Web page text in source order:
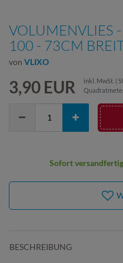
VOLUMENVLIES
100 - 73CM
von VLIXO
3,90 EUR inkl. MwSt. (
Sofort
BESCHREIBUNG